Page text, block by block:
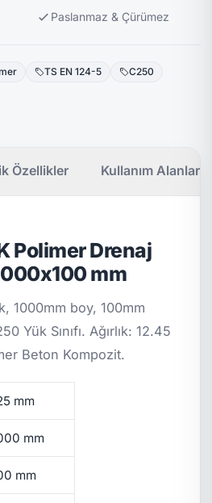
Paslanmaz & Çürümez
TS EN 124-5 C250
Özellikler Kullanım Alanları
Polimer Drenaj
mm
1000mm boy, 100mm
Yük Sınıfı. Ağırlık: 12.45
Beton Kompozit.
mm
mm
mm